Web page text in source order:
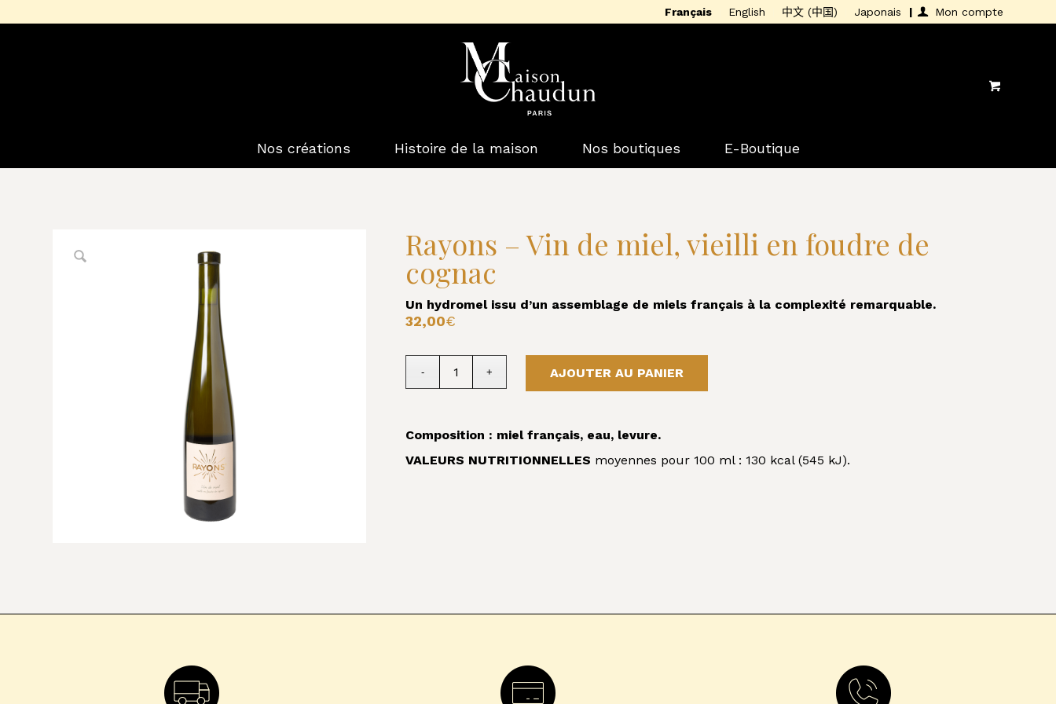
Français English 中文 (中国) Japonais Mon compte
Nos créations Histoire de la maison Nos boutiques E-Boutique
Rayons – Vin de miel, vieilli en foudre de
cognac
Un hydromel issu d’un assemblage de miels français à la complexité remarquable.
32,00€
AJOUTER AU PANIER
Composition : miel français, eau, levure.
VALEURS NUTRITIONNELLES moyennes pour 100 ml : 130 kcal (545 kJ).